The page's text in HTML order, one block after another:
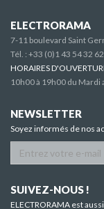
ELECTRORAMA
7-11 boulevard Saint
Tél. : +33 (0)1 43 54 32 62
HORAIRES
10h00 à 19h00 du Mardi
NEWSLETTER
Soyez informés de nos
SUIVEZ-NOUS !
ELECTRORAMA est